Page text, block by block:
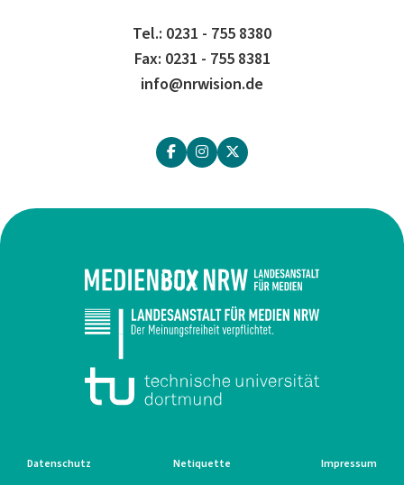
Tel.: 0231 - 755 8380
Fax: 0231 - 755 8381
info@nrwision.de
Datenschutz Netiquette Impressum